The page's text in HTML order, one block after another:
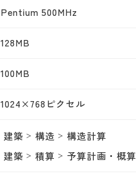
Pentium 500MHz
128MB
100MB
1024×768ピクセル
建築 構造
構造計算
建築
積算 予算計画・概算